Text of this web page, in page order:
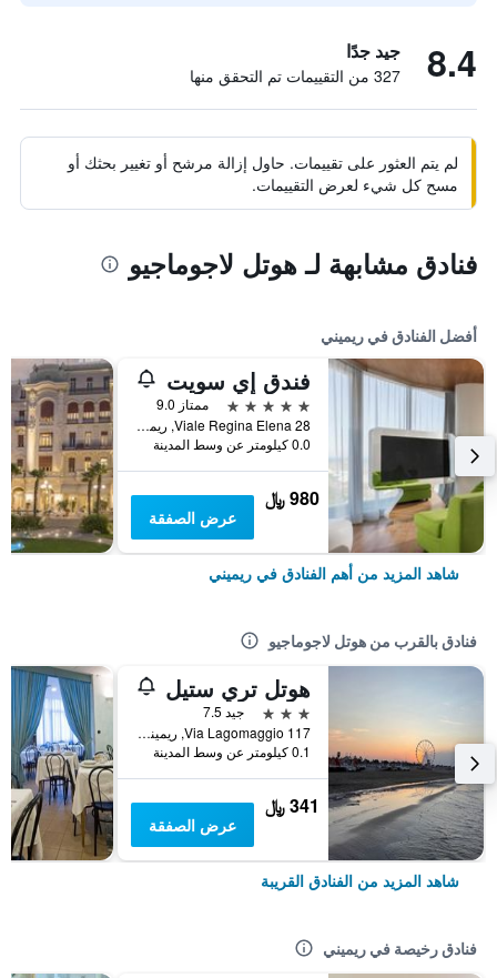
8.4 جيد جدًا
327 من التقييمات تم التحقق منها
لم يتم العثور على تقييمات. حاول إزالة مرشح أو تغيير بحثك أو
مسح كل شيء لعرض التقييمات.
فنادق مشابهة لـ هوتل لاجوماجيو
أفضل الفنادق في ريميني
فندق إي سويت
5 نجوم
ممتاز 9.0
Viale Regina Elena 28, ريميني, مقاطعة ريميني, إيطاليا
0.0 كيلومتر عن وسط المدينة
980 ﷼
عرض الصفقة
شاهد المزيد من أهم الفنادق في ريميني
فنادق بالقرب من هوتل لاجوماجيو
هوتل تري ستيل
3 نجوم
جيد 7.5
Via Lagomaggio 117, ريميني, مقاطعة ريميني, إيطاليا
0.1 كيلومتر عن وسط المدينة
341 ﷼
عرض الصفقة
شاهد المزيد من الفنادق القريبة
فنادق رخيصة في ريميني